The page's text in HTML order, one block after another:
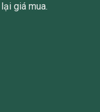
giá mua.